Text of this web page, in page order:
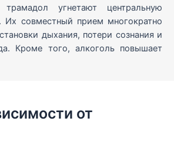
угнетают центральную
Их совместный прием многократно
дыхания, потери сознания и
Кроме того, алкоголь повышает
от